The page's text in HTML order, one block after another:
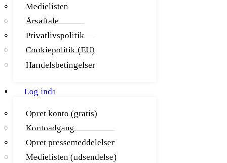
Medielisten
Årsaftale
Privatlivspolitik
Cookiepolitik (EU)
Handelsbetingelser
Log ind
Opret konto (gratis)
Kontoadgang
Opret pressemeddelelser
Medielisten (udsendelse)